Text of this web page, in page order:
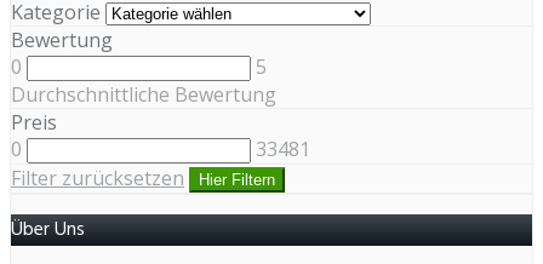
Kategorie
Bewertung
0
5
Durchschnittliche Bewertung
Preis
0
33481
Filter zurücksetzen
Hier Filtern
Über Uns